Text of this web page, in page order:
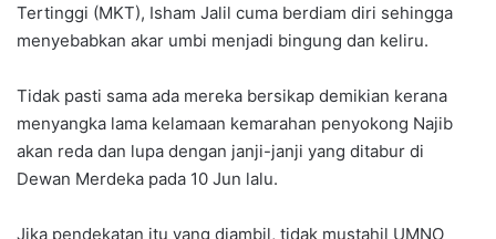
Tertinggi (MKT), Isham Jalil cuma berdiam diri sehingga
menyebabkan akar umbi menjadi bingung dan keliru.
Tidak pasti sama ada mereka bersikap demikian kerana
menyangka lama kelamaan kemarahan penyokong Najib
akan reda dan lupa dengan janji-janji yang ditabur di
Dewan Merdeka pada 10 Jun lalu.
Jika pendekatan itu yang diambil, tidak mustahil UMNO